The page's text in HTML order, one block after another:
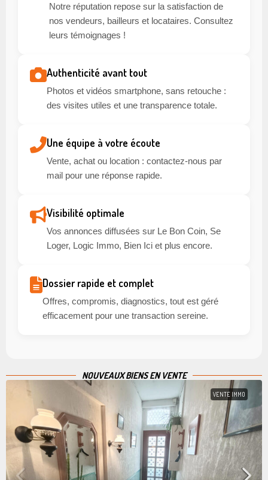
Notre réputation repose sur la satisfaction de
nos vendeurs, bailleurs et locataires. Consultez
leurs témoignages !
Authenticité avant tout
Photos et vidéos smartphone, sans retouche :
des visites utiles et une transparence totale.
Une équipe à votre écoute
Vente, achat ou location : contactez-nous par
mail pour une réponse rapide.
Visibilité optimale
Vos annonces diffusées sur Le Bon Coin, Se
Loger, Logic Immo, Bien Ici et plus encore.
Dossier rapide et complet
Offres, compromis, diagnostics, tout est géré
efficacement pour une transaction sereine.
NOUVEAUX BIENS EN VENTE
VENTE IMMO